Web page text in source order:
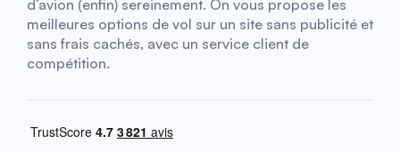
d’avion (enfin) sereinement. On vous propose les
meilleures options de vol sur un site sans publicité et
sans frais cachés, avec un service client de
compétition.